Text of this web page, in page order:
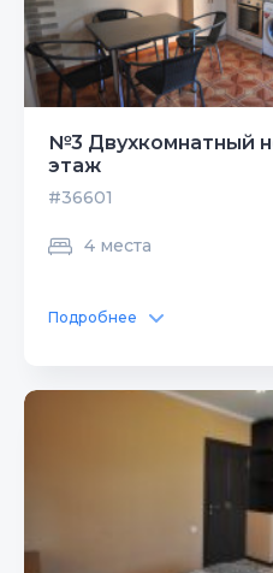
№3 Двухкомнатный
этаж
#36601
4 места
Подробнее